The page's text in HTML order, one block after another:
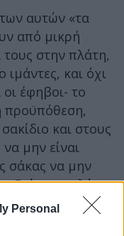
Personal
αυτών «τα
από μικρή
στην πλάτη,
και όχι
έφηβοι- το
προϋπόθεση,
και στους
μην είναι
σάκας να μην
Επίσης, καλό
ιμάντα μέσης, ο
φορτίου.